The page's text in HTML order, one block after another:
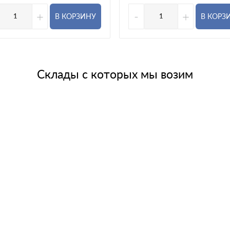
+ В КОРЗИНУ - + В
Склады с которых мы возим